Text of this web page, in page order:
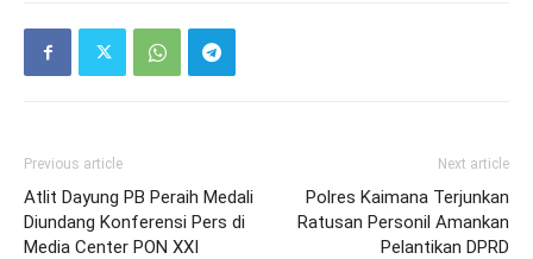
Previous article
Atlit Dayung PB Peraih Medali
Diundang Konferensi Pers di
Media Center PON XXI
Next article
Polres Kaimana Terjunkan
Ratusan Personil Amankan
Pelantikan DPRD